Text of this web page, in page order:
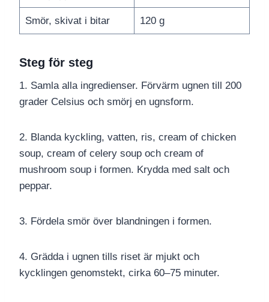
Smör, skivat i bitar 120 g
Steg för steg
1. Samla alla ingredienser. Förvärm ugnen till 200
grader Celsius och smörj en ugnsform.
2. Blanda kyckling, vatten, ris, cream of chicken
soup, cream of celery soup och cream of
mushroom soup i formen. Krydda med salt och
peppar.
3. Fördela smör över blandningen i formen.
4. Grädda i ugnen tills riset är mjukt och
kycklingen genomstekt, cirka 60–75 minuter.